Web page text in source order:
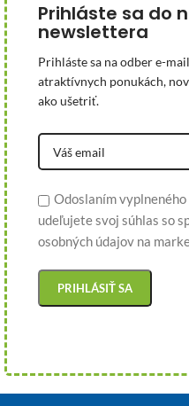
Prihláste sa do
newslettera
Prihláste sa na odber e-
atraktívnych ponukách,
ako ušetriť.
Odoslaním
udeľujete svoj súhlas so
osobných údajov na